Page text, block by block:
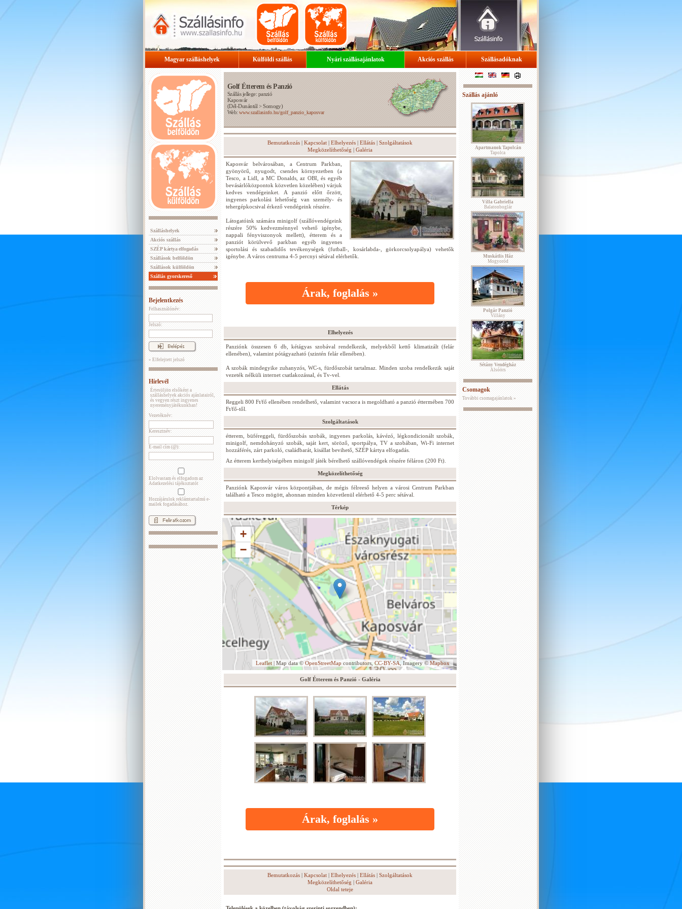
Magyar szálláshelyek Külföldi szállás Nyári szállásajánlatok Akciós szállás Szállásadóknak
Szálláshelyek
Akciós szállás
SZÉP kártya elfogadás
Szállások belföldön
Szállások külföldön
Szállás gyorskereső
Bejelentkezés
Felhasználónév:
Jelszó:
» Elfelejtett jelszó
Hírlevél
Értesüljön elsőként a
szálláshelyek akciós ajánlatairól,
és vegyen részt ingyenes
nyereményjátékunkban!
Vezetéknév:
Keresztnév:
E-mail cím (@):
Elolvastam és elfogadom az
Adatkezelési tájékoztatót
Hozzájárulok reklámtartalmú e-
mailek fogadásához.
Golf Étterem és Panzió
Szállás jellege: panzió
Kaposvár
(Dél-Dunántúl >Somogy)
Web:www.szallasinfo.hu/golf_panzio_kaposvar
Bemutatkozás | Kapcsolat | Elhelyezés | Ellátás | Szolgáltatások
Megközelíthetőség | Galéria
Kaposvár belvárosában, a Centrum Parkban,
gyönyörű, nyugodt, csendes környezetben (a
Tesco, a Lidl, a MC Donalds, az OBI, és egyéb
bevásárlóközpontok közvetlen közelében) várjuk
kedves vendégeinket. A panzió előtt őrzött,
ingyenes parkolási lehetőség van személy- és
tehergépkocsival érkező vendégeink részére.
Látogatóink számára minigolf (szállóvendégeink
részére 50% kedvezménnyel vehető igénybe,
nappali fényviszonyok mellett), étterem és a
panziót körülvevő parkban egyéb ingyenes
sportolási és szabadidős tevékenységek (futball-, kosárlabda-, görkorcsolyapálya) vehetők
igénybe. A város centruma 4-5 percnyi sétával elérhetők.
Árak, foglalás »
Elhelyezés
Panziónk összesen 6 db, kétágyas szobával rendelkezik, melyekből kettő klimatizált (felár
ellenében), valamint pótágyazható (szintén felár ellenében).
A szobák mindegyike zuhanyzós, WC-s, fürdőszobát tartalmaz. Minden szoba rendelkezik saját
vezeték nélküli internet csatlakozással, és Tv-vel.
Ellátás
Reggeli 800 Ft/fő ellenében rendelhető, valamint vacsora is megoldható a panzió éttermében 700
Ft/fő-től.
Szolgáltatások
étterem, büféreggeli, fürdőszobás szobák, ingyenes parkolás, kávézó, légkondicionált szobák,
minigolf, nemdohányzó szobák, saját kert, söröző, sportpálya, TV a szobában, Wi-Fi internet
hozzáférés, zárt parkoló, családbarát, kisállat bevihető, SZÉP kártya elfogadás.
Az étterem kerthelyiségében minigolf játék bérelhető szállóvendégek részére féláron (200 Ft).
Megközelíthetőség
Panziónk Kaposvár város központjában, de mégis félreeső helyen a városi Centrum Parkban
található a Tesco mögött, ahonnan minden közvetlenül elérhető 4-5 perc sétával.
Térkép
+
−
Leaflet | Map data © OpenStreetMap contributors, CC-BY-SA , Imagery ©Mapbox
Golf Étterem és Panzió - Galéria
Árak, foglalás »
Bemutatkozás | Kapcsolat | Elhelyezés | Ellátás | Szolgáltatások
Megközelíthetőség | Galéria
Oldal teteje
Szállás ajánló
Apartmanok Tapolcán
Tapolca
Villa Gabriella
Balatonboglár
Muskátlis Ház
Mogyoród
Polgár Panzió
Villány
Sétány Vendégház
Alsóörs
Csomagok
További csomagajánlatok »